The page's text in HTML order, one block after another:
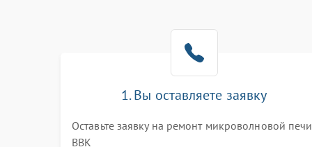
1. Вы оставляете заявку
Оставьте заявку на ремонт микроволновой печи
BBK